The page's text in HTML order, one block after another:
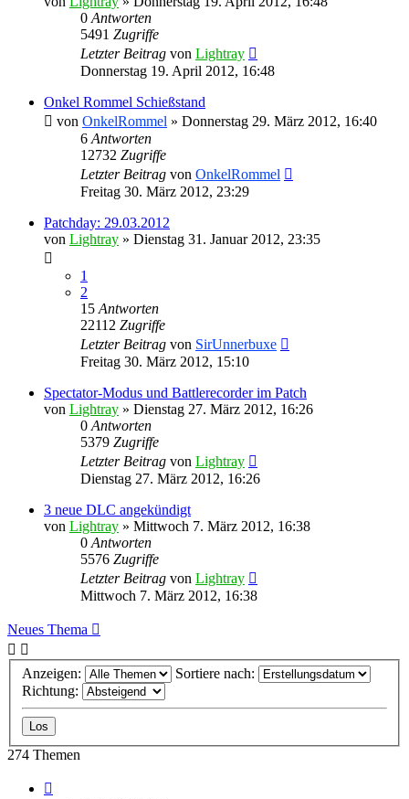
0 Antworten
5491 Zugriffe
Letzter Beitrag von Lightray
Donnerstag 19. April 2012, 16:48
Onkel Rommel Schießstand
von OnkelRommel » Donnerstag 29. März 2012, 16:40
6 Antworten
12732 Zugriffe
Letzter Beitrag von OnkelRommel
Freitag 30. März 2012, 23:29
Patchday: 29.03.2012
von Lightray » Dienstag 31. Januar 2012, 23:35
1
2
15 Antworten
22112 Zugriffe
Letzter Beitrag von SirUnnerbuxe
Freitag 30. März 2012, 15:10
Spectator-Modus und Battlerecorder im Patch
von Lightray » Dienstag 27. März 2012, 16:26
0 Antworten
5379 Zugriffe
Letzter Beitrag von Lightray
Dienstag 27. März 2012, 16:26
3 neue DLC angekündigt
von Lightray » Mittwoch 7. März 2012, 16:38
0 Antworten
5576 Zugriffe
Letzter Beitrag von Lightray
Mittwoch 7. März 2012, 16:38
Neues Thema
Anzeigen:
Sortiere nach:
Richtung:
274 Themen